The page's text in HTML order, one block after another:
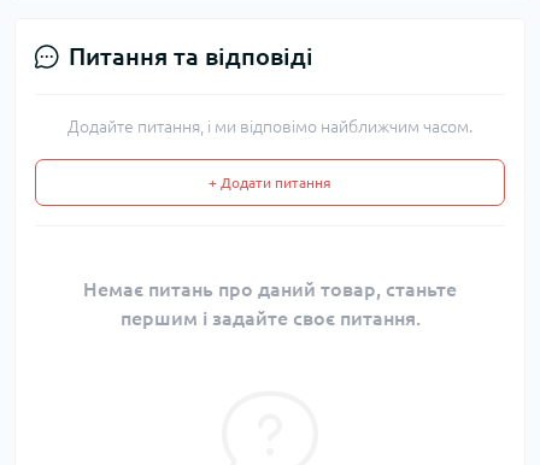
Питання та відповіді
Додайте питання, і ми відповімо найближчим часом.
+ Додати питання
Немає питань про даний товар, станьте
першим і задайте своє питання.